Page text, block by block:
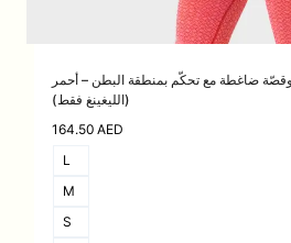
ضاغطة مع تحكّم بمنطقة البطن – أحمر
(الليغينغ فقط)
164.50 AED
L
M
S